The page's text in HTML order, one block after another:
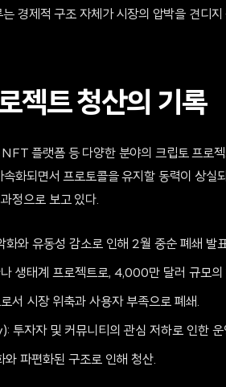
경제적 구조 자체가 시장의 압박을 견디
젝트 청산의 기록
플랫폼 등 다양한 분야의 크립토 프로젝
화되면서 프로토콜을 유지할 동력이 상실
정으로 보고 있다.
와 유동성 감소로 인해 2월 중순 폐쇄 발
생태계 프로젝트로, 4,000만 달러 규모의
서 시장 위축과 사용자 부족으로 폐쇄.
자자 및 커뮤니티의 관심 저하로 인한 운
파편화된 구조로 인해 청산.